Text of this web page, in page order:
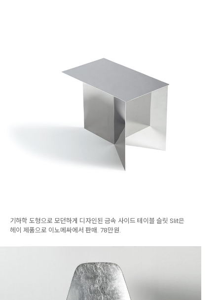
기하학 도형으로 모던하게 디자인된 금속 사이드 테이블 슬릿 Slit은
헤이 제품으로 이노메싸에서 판매. 78만원.